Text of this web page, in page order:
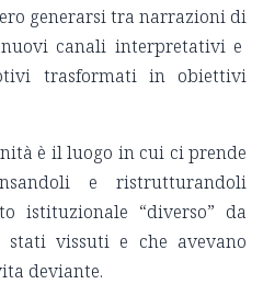
generarsi tra narrazioni di
canali interpretativi e
trasformati in obiettivi
è il luogo in cui ci prende
e ristrutturandoli
istituzionale “diverso” da
vissuti e che avevano
deviante.